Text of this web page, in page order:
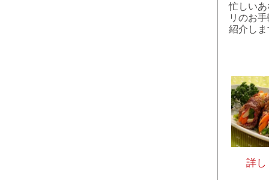
忙しい
リのお
紹介し
詳